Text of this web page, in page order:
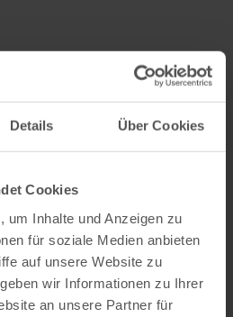
Details Über Cookies
Cookies
um Inhalte und Anzeigen zu
für soziale Medien anbieten
auf unsere Website zu
wir Informationen zu Ihrer
an unsere Partner für